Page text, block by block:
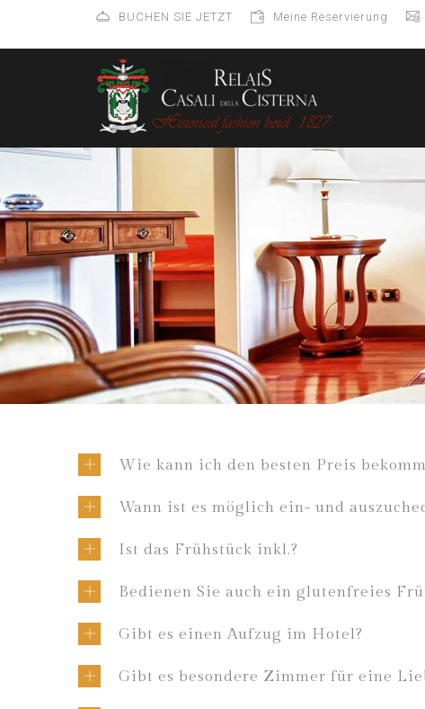
BUCHEN SIE JETZT Meine Reservierung
Wie kann ich den besten Preis
Wann ist es möglich ein- und
Ist das Frühstück inkl.?
Bedienen Sie auch ein glutenfreies
Gibt es einen Aufzug im Hotel?
Gibt es besondere Zimmer für eine